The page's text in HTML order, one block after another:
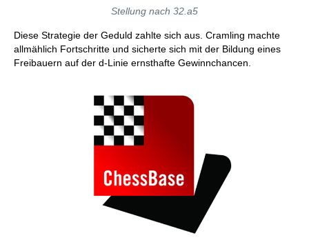
Stellung nach 32.a5
Diese Strategie der Geduld zahlte sich aus. Cramling machte
allmählich Fortschritte und sicherte sich mit der Bildung eines
Freibauern auf der d-Linie ernsthafte Gewinnchancen.